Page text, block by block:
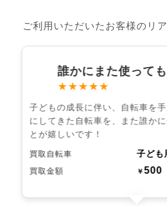
ご利用いただいたお客様のリ
誰かにまた使っても
★★★★★
子どもの成長に伴い、自転車を
にしてきた自転車を、また誰か
とが嬉しいです！
買取自転車 子ども
買取金額 ￥500